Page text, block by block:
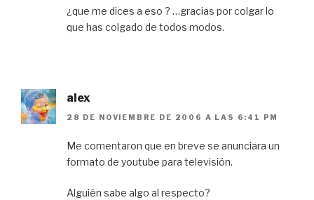
¿que me dices a eso ? …gracias por colgar lo
que has colgado de todos modos.
alex
28 DE NOVIEMBRE DE 2006 A LAS 6:41 PM
Me comentaron que en breve se anunciara un
formato de youtube para televisión.
Alguién sabe algo al respecto?